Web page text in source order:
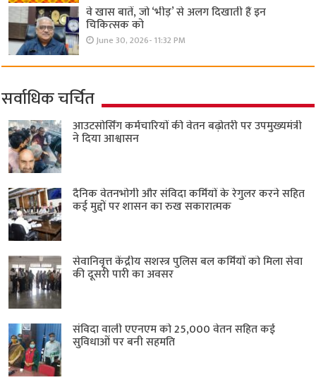
वे खास बातें, जो ‘भीड़’ से अलग दिखाती हैं इन
चिकित्सक को
June 30, 2026- 11:32 PM
सर्वाधिक चर्चित
आउटसोर्सिंग कर्मचारियों की वेतन बढ़ोतरी पर उपमुख्यमंत्री
ने दिया आश्वासन
दैनिक वेतनभोगी और संविदा कर्मियों के रेगुलर करने सहित
कई मुद्दों पर शासन का रुख सकारात्मक
सेवानिवृत्त केंद्रीय सशस्त्र पुलिस बल ​कर्मियों को मिला सेवा
की दूसरी पारी का अवसर
संविदा वाली एएनएम को 25,000 वेतन सहित कई
सुविधाओं पर बनी सहमति